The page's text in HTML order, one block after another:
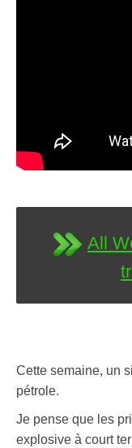
All
Cette semaine, un
pétrole.
Je pense que les
explosive à court